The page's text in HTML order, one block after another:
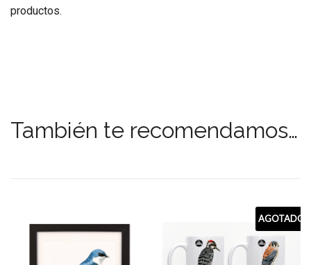
productos.
También te recomendamos…
AGOTADO